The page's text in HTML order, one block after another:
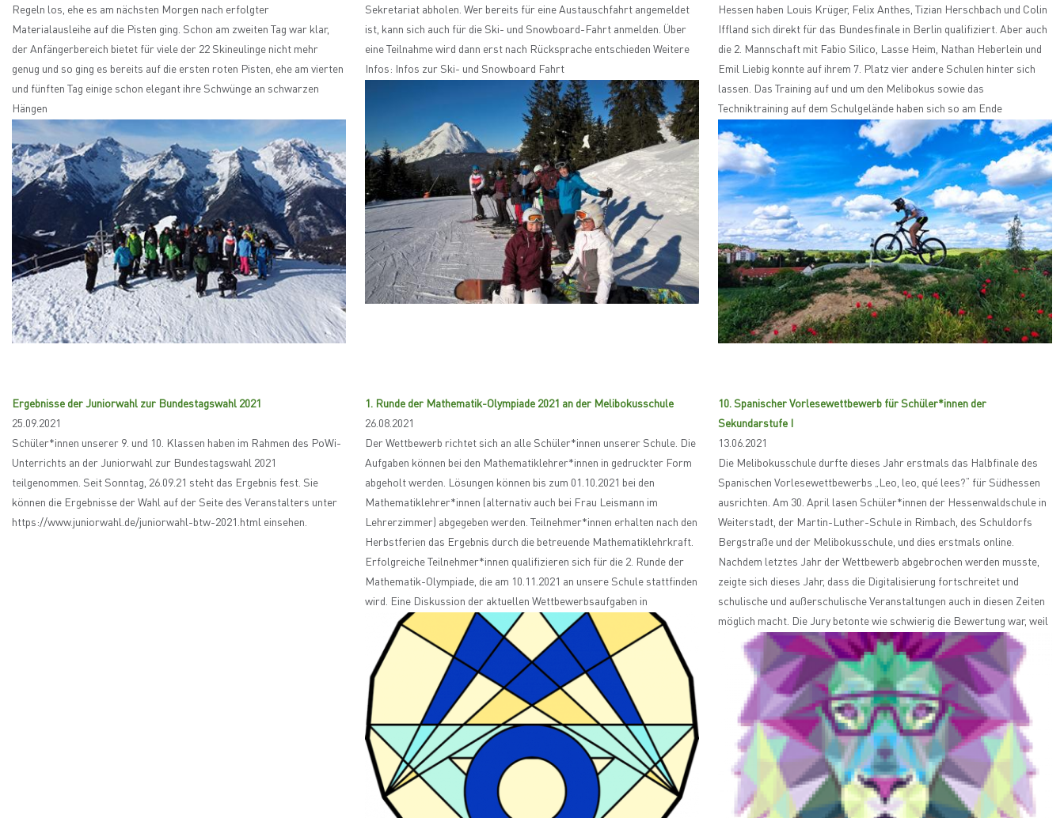
Regeln los, ehe es am nächsten Morgen nach erfolgter
Materialausleihe auf die Pisten ging. Schon am zweiten Tag war klar,
der Anfängerbereich bietet für viele der 22 Skineulinge nicht mehr
genug und so ging es bereits auf die ersten roten Pisten, ehe am vierten
und fünften Tag einige schon elegant ihre Schwünge an schwarzen
Hängen
Sekretariat abholen. Wer bereits für eine Austauschfahrt angemeldet
ist, kann sich auch für die Ski- und Snowboard-Fahrt anmelden. Über
eine Teilnahme wird dann erst nach Rücksprache entschieden Weitere
Infos: Infos zur Ski- und Snowboard Fahrt
Hessen haben Louis Krüger, Felix Anthes, Tizian Herschbach und Colin
Iffland sich direkt für das Bundesfinale in Berlin qualifiziert. Aber auch
die 2. Mannschaft mit Fabio Silico, Lasse Heim, Nathan Heberlein und
Emil Liebig konnte auf ihrem 7. Platz vier andere Schulen hinter sich
lassen. Das Training auf und um den Melibokus sowie das
Techniktraining auf dem Schulgelände haben sich so am Ende
Ergebnisse der Juniorwahl zur Bundestagswahl 2021
25.09.2021
Schüler*innen unserer 9. und 10. Klassen haben im Rahmen des PoWi-
Unterrichts an der Juniorwahl zur Bundestagswahl 2021
teilgenommen. Seit Sonntag, 26.09.21 steht das Ergebnis fest. Sie
können die Ergebnisse der Wahl auf der Seite des Veranstalters unter
https://www.juniorwahl.de/juniorwahl-btw-2021.html einsehen.
1. Runde der Mathematik-Olympiade 2021 an der Melibokusschule
26.08.2021
Der Wettbewerb richtet sich an alle Schüler*innen unserer Schule. Die
Aufgaben können bei den Mathematiklehrer*innen in gedruckter Form
abgeholt werden. Lösungen können bis zum 01.10.2021 bei den
Mathematiklehrer*innen (alternativ auch bei Frau Leismann im
Lehrerzimmer) abgegeben werden. Teilnehmer*innen erhalten nach den
Herbstferien das Ergebnis durch die betreuende Mathematiklehrkraft.
Erfolgreiche Teilnehmer*innen qualifizieren sich für die 2. Runde der
Mathematik-Olympiade, die am 10.11.2021 an unsere Schule stattfinden
wird. Eine Diskussion der aktuellen Wettbewerbsaufgaben in
10. Spanischer Vorlesewettbewerb für Schüler*innen der
Sekundarstufe I
13.06.2021
Die Melibokusschule durfte dieses Jahr erstmals das Halbfinale des
Spanischen Vorlesewettbewerbs „Leo, leo, qué lees?“ für Südhessen
ausrichten. Am 30. April lasen Schüler*innen der Hessenwaldschule in
Weiterstadt, der Martin-Luther-Schule in Rimbach, des Schuldorfs
Bergstraße und der Melibokusschule, und dies erstmals online.
Nachdem letztes Jahr der Wettbewerb abgebrochen werden musste,
zeigte sich dieses Jahr, dass die Digitalisierung fortschreitet und
schulische und außerschulische Veranstaltungen auch in diesen Zeiten
möglich macht. Die Jury betonte wie schwierig die Bewertung war, weil